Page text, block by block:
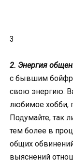
3
2. Энергия
с бывшим
свою энергию.
любимое хобби,
Подумайте, так
тем более в
общих
выяснений